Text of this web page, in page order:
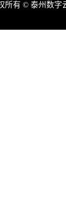
所有 © 泰州数